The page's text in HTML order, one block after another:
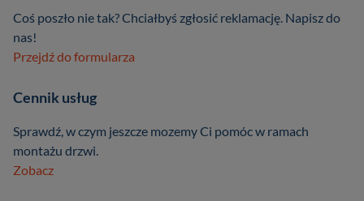
Coś poszło nie tak? Chciałbyś zgłosić reklamację. Napisz do
nas!
Przejdź do formularza
Cennik usług
Sprawdź, w czym jeszcze mozemy Ci pomóc w ramach
montażu drzwi.
Zobacz